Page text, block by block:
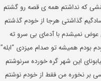
که نداشتم همه ی قصه رو گشتم
گذاشتی هرجا از خودم گذشتم
نمیشدم با آدمای بی سرو ته
بودم همیشه تو صدام میزدی “ابله”
این شهر گره خورده سرنوشتم
بر نخوره من فقط از خودم نوشتم